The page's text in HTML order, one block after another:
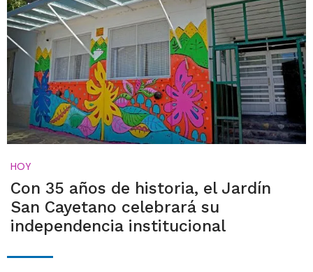
HOY
Con 35 años de historia, el Jardín
San Cayetano celebrará su
independencia institucional